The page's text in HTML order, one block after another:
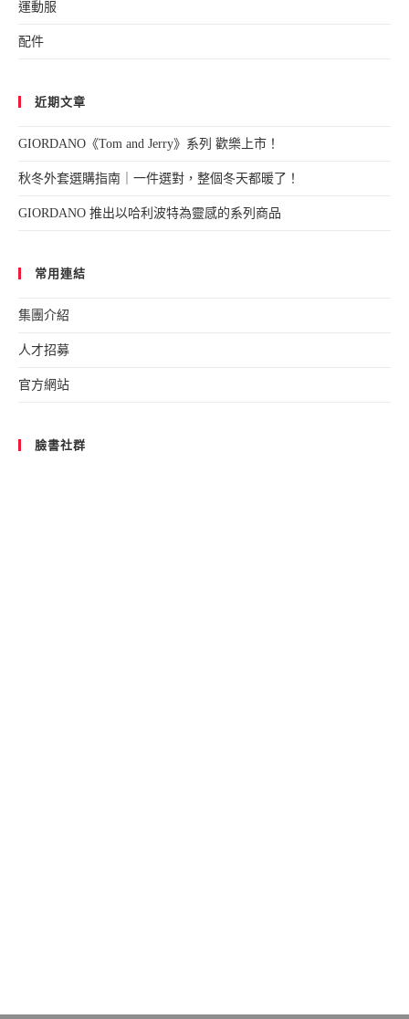
運動服
配件
近期文章
GIORDANO《Tom and Jerry》系列 歡樂上市！
秋冬外套選購指南｜一件選對，整個冬天都暖了！
GIORDANO 推出以哈利波特為靈感的系列商品
常用連結
集團介紹
人才招募
官方網站
臉書社群